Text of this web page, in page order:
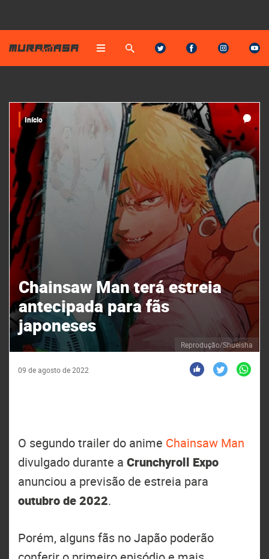
Reprodução/Shueisha
Início
Chainsaw Man terá estreia
antecipada para fãs
japoneses
09 de agosto de 2022
O segundo trailer do anime Chainsaw Man
divulgado durante a Crunchyroll Expo
anunciou a previsão de estreia para
outubro de 2022.
Porém, alguns fãs no Japão poderão